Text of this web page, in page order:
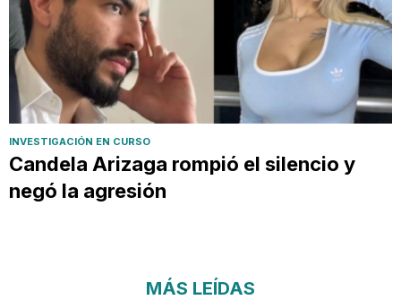
INVESTIGACIÓN EN CURSO
Candela Arizaga rompió el silencio y
negó la agresión
MÁS LEÍDAS